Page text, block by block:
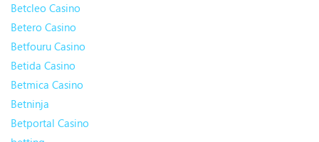
Betcleo Casino
Betero Casino
Betfouru Casino
Betida Casino
Betmica Casino
Betninja
Betportal Casino